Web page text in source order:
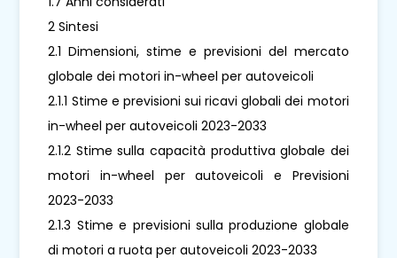
2 Sintesi
2.1 Dimensioni, stime e previsioni del mercato
globale dei motori in-wheel per autoveicoli
2.1.1 Stime e previsioni sui ricavi globali dei motori
in-wheel per autoveicoli 2023-2033
2.1.2 Stime sulla capacità produttiva globale dei
motori in-wheel per autoveicoli e Previsioni
2023-2033
2.1.3 Stime e previsioni sulla produzione globale
di motori a ruota per autoveicoli 2023-2033